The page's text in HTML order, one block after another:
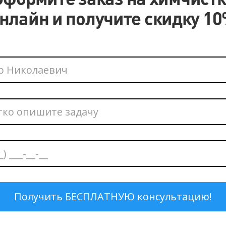
и получите скидку